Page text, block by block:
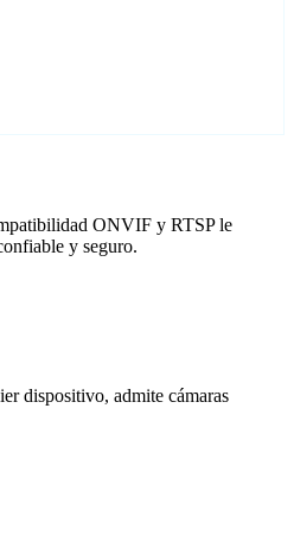
ONVIF y RTSP le
y seguro.
dispositivo, admite cámaras